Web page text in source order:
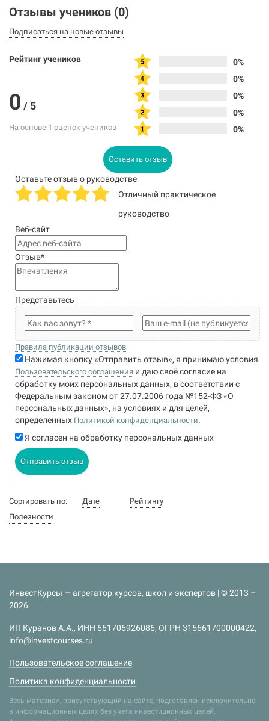
Отзывы учеников (0)
Подписаться на новые отзывы
Рейтинг учеников
0 / 5
На основе 1 оценок учеников
0%
0%
0%
0%
0%
Оставить отзыв
Оставьте отзыв о руководстве
Отличный практическое
руководство
Веб-сайт
Отзыв*
Представьтесь
Правила публикации отзывов
Нажимая кнопку «Отправить отзыв», я принимаю условия
Пользовательского соглашения и даю своё согласие на
обработку моих персональных данных, в соответствии с
Федеральным законом от 27.07.2006 года №152-ФЗ «О
персональных данных», на условиях и для целей,
определенных Политикой конфиденциальности.
Я согласен на обработку персональных данных
Отправить отзыв
Сортировать по: Дате
Рейтингу
Полезности
ИнвестКурсы — агрегатор курсов, школ и экспертов | © 2013 –
2026
ИП Куранов А.А., ИНН 661706926086, ОГРН 315661700000422,
info@investcourses.ru
Пользовательское соглашение
Политика конфиденциальности
Весь материал, присутствующий на сайте, подготовлен исключительно
в информационных целях без учета инвестиционных целей,